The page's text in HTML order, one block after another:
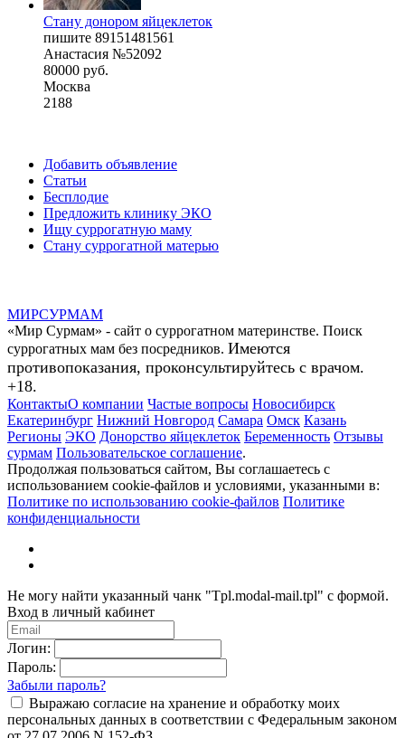
Стану донором яйцеклеток
пишите 89151481561
Анастасия №52092
80000 руб.
Москва
2188
Добавить объявление
Статьи
Бесплодие
Предложить клинику ЭКО
Ищу суррогатную маму
Стану суррогатной матерью
МИРСУРМАМ
«Мир Сурмам» - сайт о суррогатном материнстве. Поиск
суррогатных мам без посредников. Имеются
противопоказания, проконсультируйтесь с врачом.
+18.
КонтактыО компании Частые вопросы Новосибирск
Екатеринбург Нижний Новгород Самара Омск Казань
Регионы ЭКО Донорство яйцеклеток Беременность Отзывы
сурмам Пользовательское соглашение.
Продолжая пользоваться сайтом, Вы соглашаетесь с
использованием cookie-файлов и условиями, указанными в:
Политике по использованию cookie-файлов Политике
конфиденциальности
Не могу найти указанный чанк "Tpl.modal-mail.tpl" с формой.
Вход в личный кабинет
Логин:
Пароль:
Забыли пароль?
Выражаю согласие на хранение и обработку моих
персональных данных в соответствии с Федеральным законом